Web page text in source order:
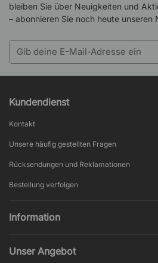
bleiben Sie über Neuigkeiten und
– abonnieren Sie noch heute unseren
Kundendienst
Kontakt
Unsere häufig gestellten Fragen
Rücksendungen und Reklamationen
Bestellung verfolgen
Information
AGB und Widerruf
Unser Angebot